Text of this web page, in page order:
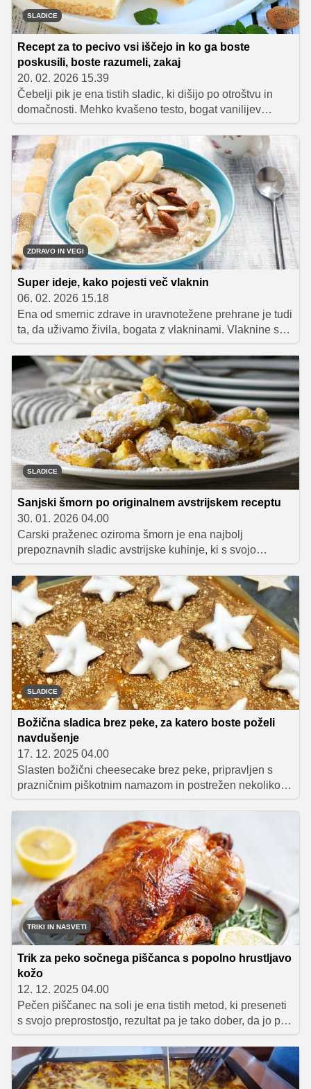
SLADICE
Recept za to pecivo vsi iščejo in ko ga boste
poskusili, boste razumeli, zakaj
20. 02. 2026 15.39
Čebelji pik je ena tistih sladic, ki dišijo po otroštvu in
domačnosti. Mehko kvašeno testo, bogat vanilijev
nadev in hrustljava medeno-mandljeva skorja so
kombinacija, ki nikoli ne razočara. Ta recept za čebelji
pik iz pekača je preprost, preverjen in noro okusen – ko
ga boste enkrat poskusili, ga boste gotovo uvrstili med
svoje najljubše domače pecivo.
ZDRAVO IN VEGI
Super ideje, kako pojesti več vlaknin
06. 02. 2026 15.18
Ena od smernic zdrave in uravnotežene prehrane je tudi
ta, da uživamo živila, bogata z vlakninami. Vlaknine so
za naše telo zelo dobre, saj uravnavajo prebavo in
skrbijo tudi za dolgotrajen občutek sitosti. Po priporočilih
naj bi jih odrasli dnevno zaužili okoli 30 gramov, kar
lahko dosežemo z upoštevanjem nekaj preprostih
nasvetov, ki vam jih razkrivamo v nadaljevanju.
SLADICE
Sanjski šmorn po originalnem avstrijskem receptu
30. 01. 2026 04.00
Carski praženec oziroma šmorn je ena najbolj
prepoznavnih sladic avstrijske kuhinje, ki s svojo
preprostostjo in bogatim okusom navdušuje že
generacije. V članku predstavljamo originalni recept za
to rahlo in puhasto natrgano palačinko, obenem pa
razkrivamo tudi nekaj zanimivosti o njenem izvoru,
tesno povezanem z avstrijskim cesarjem Francem
Jožefom I.
SLADICE
Božična sladica brez peke, za katero boste poželi
navdušenje
17. 12. 2025 04.00
Slasten božični cheesecake brez peke, pripravljen s
prazničnim piškotnim namazom in postrežen nekoliko
drugače – v steklenem pekaču, kjer se čudovito vidijo
zahteva slaščičarskega znanja, rezultat pa je izjemno
kremasta, bogata in čudovita praznična sladica, ki bo
zagotovo navdušila na vsakem decembrskem druženju.
TRIKI IN NASVETI
Trik za peko sočnega piščanca s popolno hrustljavo
kožo
12. 12. 2025 04.00
Pečen piščanec na soli je ena tistih metod, ki preseneti
s svojo preprostostjo, rezultat pa je tako dober, da jo po
prvem poskusu večina vzame za svojo stalnico. Za
pripravo ne potrebujemo skoraj ničesar – le celega
piščanca in debele plasti soli. Kljub temu pa je rezultat
neverjetno sočen, aromatičen in čudovito hrustljav. V